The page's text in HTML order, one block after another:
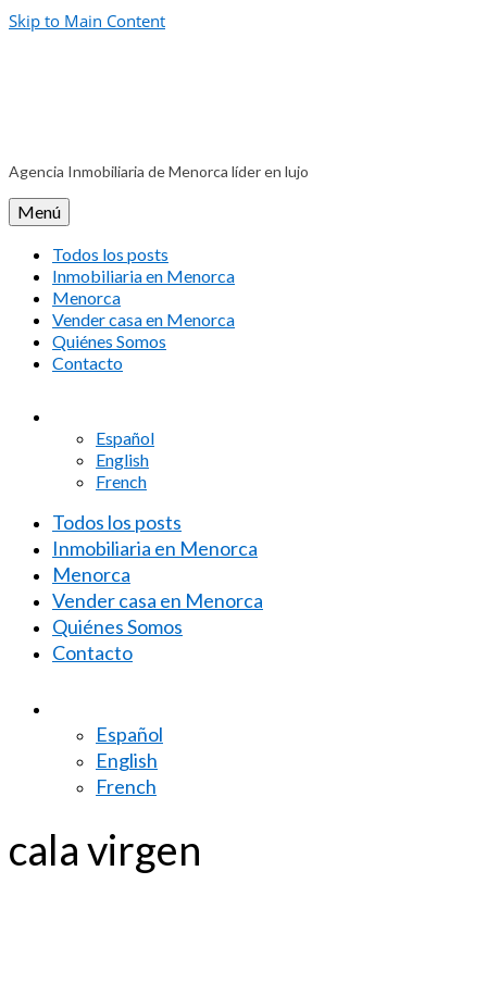
Skip to Main Content
Agencia Inmobiliaria de Menorca líder en lujo
Menú
Todos los posts
Inmobiliaria en Menorca
Menorca
Vender casa en Menorca
Quiénes Somos
Contacto
Español
English
French
Todos los posts
Inmobiliaria en Menorca
Menorca
Vender casa en Menorca
Quiénes Somos
Contacto
Español
English
French
cala virgen